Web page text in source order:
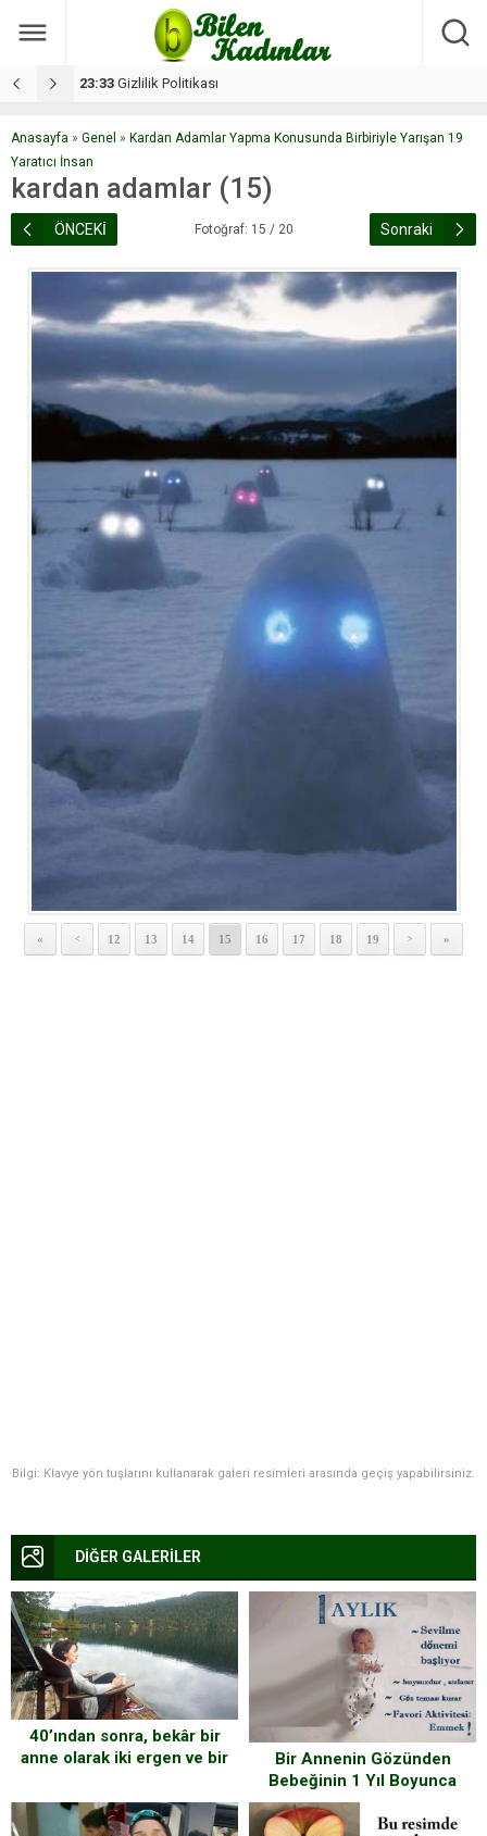
17:08 Dilan, düğününe 5 gün kala hayatını kaybetti
Anasayfa » Genel » Kardan Adamlar Yapma Konusunda Birbiriyle Yarışan 19
Yaratıcı İnsan
kardan adamlar (15)
ÖNCEKİ Fotoğraf: 15 / 20 Sonraki
« < 12 13 14 15 16 17 18 19 > »
Bilgi: Klavye yön tuşlarını kullanarak galeri resimleri arasında geçiş yapabilirsiniz.
DİĞER GALERİLER
40’ından sonra, bekâr bir
anne olarak iki ergen ve bir
etmek nasıl bir şey?
Bir Annenin Gözünden
Bebeğinin 1 Yıl Boyunca
Değişimini Gösteren Fotoğraf
Serisi